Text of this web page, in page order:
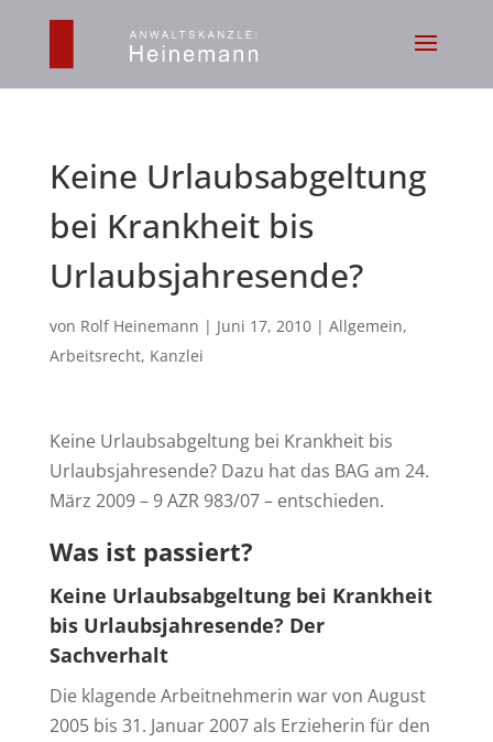
Keine Urlaubsabgeltung
bei Krankheit bis
Urlaubsjahresende?
von Rolf Heinemann | Juni 17, 2010| Allgemein,
Arbeitsrecht, Kanzlei
Keine Urlaubsabgeltung bei Krankheit bis
Urlaubsjahresende? Dazu hat das BAG am 24.
März 2009 – 9 AZR 983/07 – entschieden.
Was ist passiert?
Keine Urlaubsabgeltung bei Krankheit
bis Urlaubsjahresende? Der
Sachverhalt
Die klagende Arbeitnehmerin war von August
2005 bis 31. Januar 2007 als Erzieherin für den